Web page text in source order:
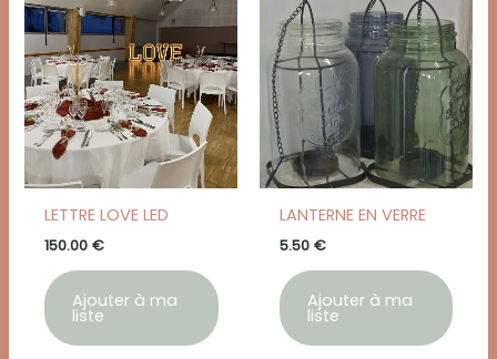
LETTRE LOVE LED
150.00 €
Ajouter à ma
liste
LANTERNE EN VERRE
5.50 €
Ajouter à ma
liste